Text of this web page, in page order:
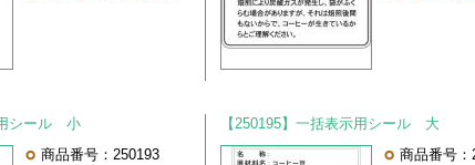
シール 小
商品番号：250193
【250195】一括表示用シール 大
商品番号：